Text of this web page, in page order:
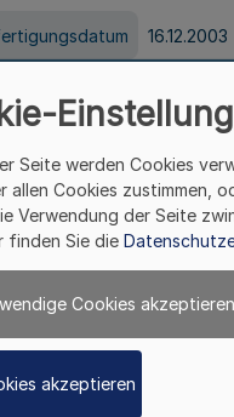
16.12.2003
778
Verordnung zur
Seite werden Cookies
allen Cookies zustimmen,
Verwendung der Seite
finden Sie die
Cookies akzeptieren
akzeptieren